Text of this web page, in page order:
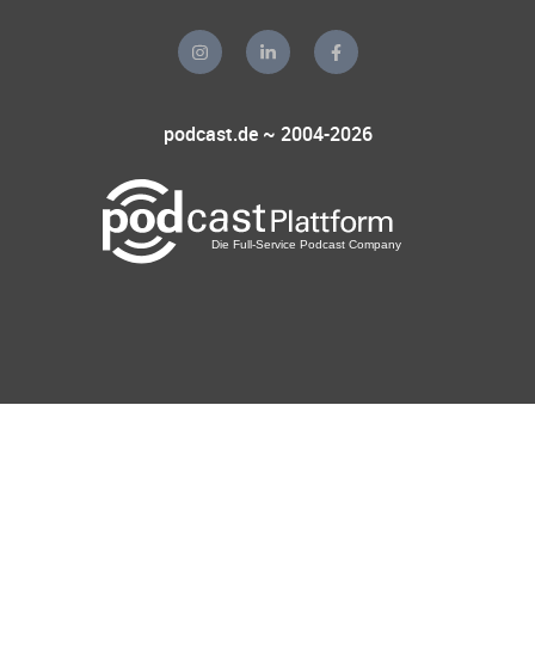
podcast.de ~ 2004-2026